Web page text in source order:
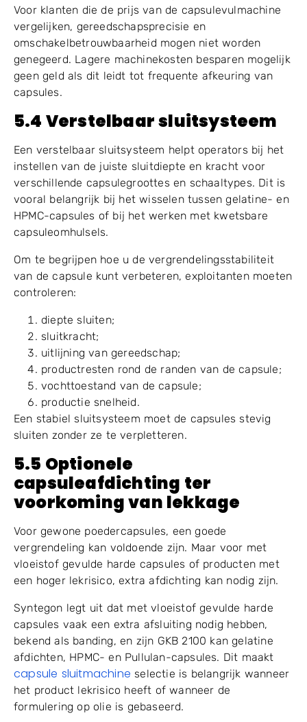
stabiele capsulehouder;
correcte scheiding tussen kap en lichaam;
betere uitlijning vóór het sluiten;
verminderde breuk;
consistente vergrendeling.
Voor klanten die de prijs van de capsulevulmachine
omschakelbetrouwbaarheid mogen niet worden
geen geld als dit leidt tot frequente afkeuring van
capsules.
5.4 Verstelbaar sluitsysteem
Een verstelbaar sluitsysteem helpt operators bij het
verschillende capsulegroottes en schaaltypes. Dit is
vooral belangrijk bij het wisselen tussen gelatine- en
HPMC-capsules of bij het werken met kwetsbare
Om te begrijpen hoe u de vergrendelingsstabiliteit
van de capsule kunt verbeteren, exploitanten moeten
controleren:
diepte sluiten;
sluitkracht;
uitlijning van gereedschap;
vochttoestand van de capsule;
productie snelheid.
Een stabiel sluitsysteem moet de capsules stevig
sluiten zonder ze te verpletteren.
5.5 Optionele
capsuleafdichting ter
voorkoming van lekkage
Voor gewone poedercapsules, een goede
vergrendeling kan voldoende zijn. Maar voor met
vloeistof gevulde harde capsules of producten met
een hoger lekrisico, extra afdichting kan nodig zijn.
Syntegon legt uit dat met vloeistof gevulde harde
capsules vaak een extra afsluiting nodig hebben,